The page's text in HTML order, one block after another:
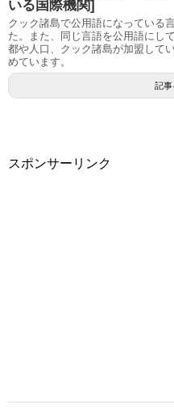
いる国際機関]
クック諸島で公用語になっている
た。また、同じ言語を公用語にし
都や人口、クック諸島が加盟して
めています。
記事
スポンサーリンク